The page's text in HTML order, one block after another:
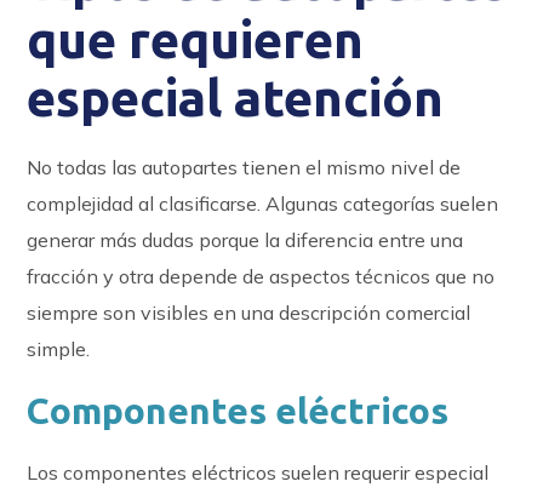
que requieren
especial atención
No todas las autopartes tienen el mismo nivel de
complejidad al clasificarse. Algunas categorías suelen
generar más dudas porque la diferencia entre una
fracción y otra depende de aspectos técnicos que no
siempre son visibles en una descripción comercial
simple.
Componentes eléctricos
Los componentes eléctricos suelen requerir especial